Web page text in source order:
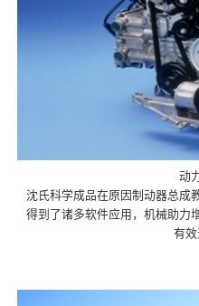
动
沈氏科学成品在原因制动器总成
得到了诸多软件应用，机械助力
有效